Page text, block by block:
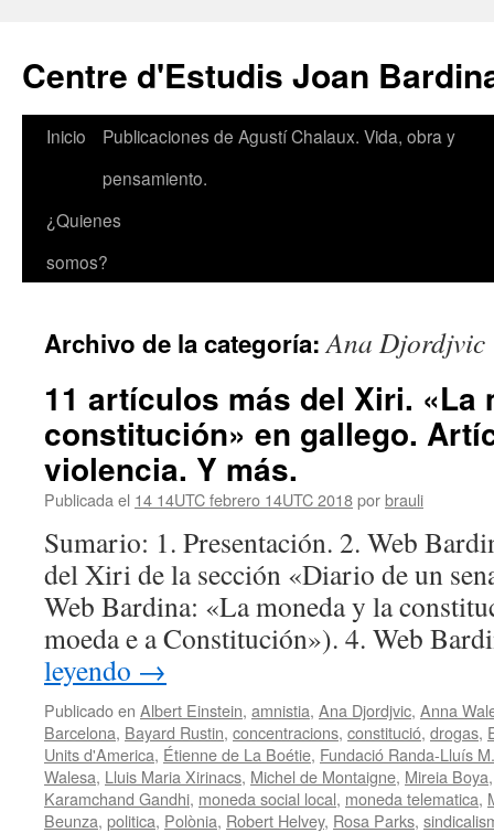
contenido
Centre d'Estudis Joan
Inicio
Publicaciones de Agustí Chalaux. Vida, obra y
pensamiento.
¿Quienes
somos?
Archivo de la categoría:Ana Djordjvic
11 artículos más del Xiri. «La
constitución» en gallego.
violencia. Y más.
Publicada el 14 14UTC febrero 14UTC 2018porbrauli
Sumario: 1. Presentación. 2. Web
del Xiri de la sección «Diario de un
Web Bardina: «La moneda y la
moeda e a Constitución»). 4. Web
leyendo →
Publicado en Albert Einstein, amnistia, Ana Djordjvic, Anna
Barcelona, Bayard Rustin, concentracions, constitució, drogas,
Units d'America, Étienne de La Boétie, Fundació Randa-Lluís
Walesa, Lluis Maria Xirinacs, Michel de Montaigne, Mireia Boya
Karamchand Gandhi, moneda social local, moneda telematica,
Beunza, politica, Polònia, Robert Helvey, Rosa Parks,